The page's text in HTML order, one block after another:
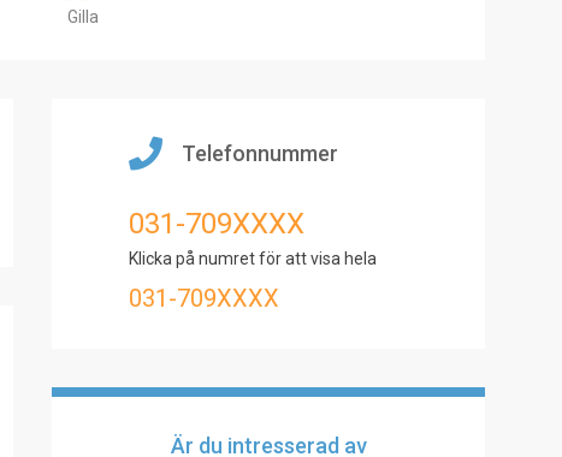
Gilla
Telefonnummer
031-709XXXX
Klicka på numret för att visa hela
031-709XXXX
Är du intresserad av